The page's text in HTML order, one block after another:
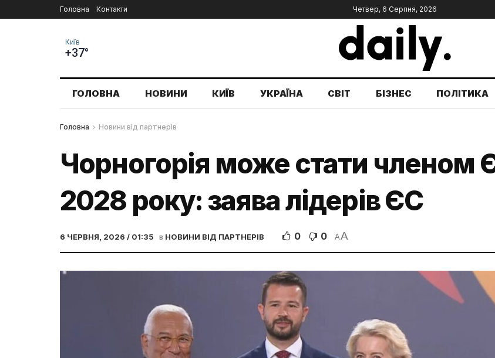
Головна Контакти Четвер, 6 Серпня, 2026
Київ
+37°
ГОЛОВНА НОВИНИ КИЇВ УКРАЇНА СВІТ БІЗНЕС ПОЛІТИКА
Головна Новини від партнерів
Чорногорія може стати членом
2028 року: заява лідерів ЄС
6 ЧЕРВНЯ, 2026 / 01:35 в НОВИНИ ВІД ПАРТНЕРІВ 0 0 AA